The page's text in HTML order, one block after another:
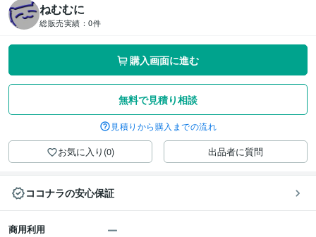
ねむむに
総販売実績： 0件
購入画面に進む
無料で見積り相談
見積りから購入までの流れ
お気に入り(0) 出品者に質問
ココナラの安心保証
商用利用